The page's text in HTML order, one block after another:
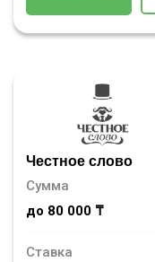
Честное слово
Сумма
до 80 000 ₸
Ставка